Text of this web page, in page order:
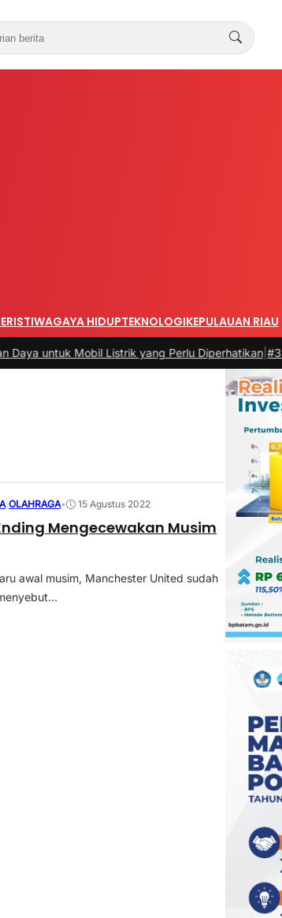
GAYA HIDUPTEKNOLOGIKEPULAUAN RIAU
Mobil Listrik yang Perlu Diperhatikan|#3 -
|OLAHRAGA• 15 Agustus 2022
Mengecewakan Musim
awal musim, Manchester United sudah